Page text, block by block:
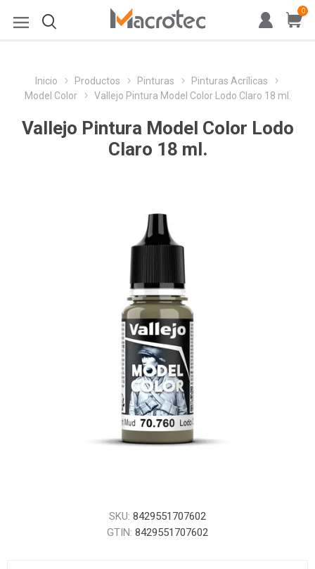
0
Inicio Productos Pinturas
Pinturas Acrílicas
Model Color
Vallejo Pintura Model Color Lodo Claro 18 ml.
Vallejo Pintura Model Color Lodo
Claro 18 ml.
SKU: 8429551707602
GTIN: 8429551707602